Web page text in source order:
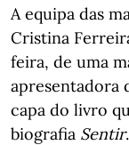
A equipa das
Cristina
feira, de uma
apresentadora
capa do livro
biografia Sentir.